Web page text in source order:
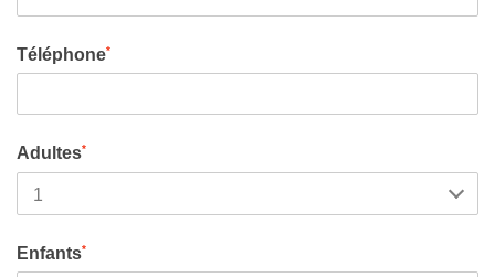
Téléphone*
Adultes*
Enfants*